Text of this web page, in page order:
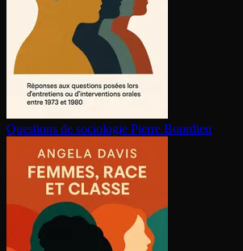
Questions de sociologie Pierre Bourdieu